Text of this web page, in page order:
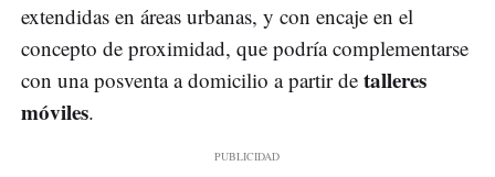
extendidas en áreas urbanas, y con encaje en el
concepto de proximidad, que podría complementarse
con una posventa a domicilio a partir de talleres
móviles.